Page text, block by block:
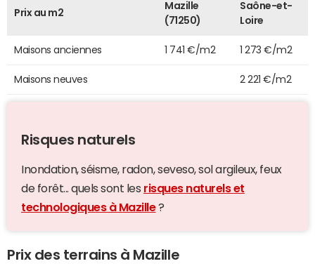
Prix au m2
Mazille
(71250)
Saône-et-
Loire
Maisons anciennes 1 741 €/m2 1 273 €/m2
Maisons neuves 2 221 €/m2
Risques naturels
Inondation, séisme, radon, seveso, sol argileux, feux
de forêt... quels sont les risques naturels et
technologiques à Mazille?
Prix des terrains à Mazille